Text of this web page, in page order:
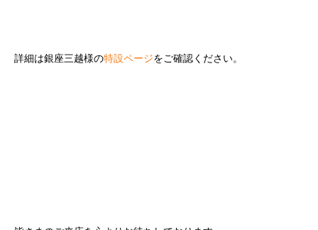
詳細は銀座三越様の特設ページをご確認ください。